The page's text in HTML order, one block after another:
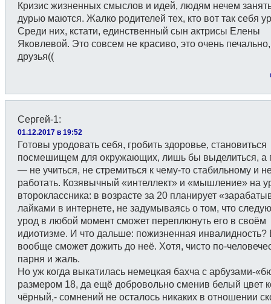
Кризис жизненных смыслов и идей, людям нечем
дурью маются. Жалко родителей тех, кто вот так себя
Среди них, кстати, единственный сын актрисы Елены
Яковлевой. Это совсем не красиво, это очень печально,
друзья((
Сергей-1:
01.12.2017 в 19:52
Готовы уродовать себя, гробить здоровье, становиться
посмешищем для окружающих, лишь бы выделиться, а
— не учиться, не стремиться к чему-то стабильному и
работать. Козявычный «интеллект» и «мышление» на
второклассника: в возрасте за 20 планирует
лайками в интернете, не задумываясь о том, что
урод в любой момент сможет переплюнуть его в своём
идиотизме. И что дальше: пожизненная инвалидность?
вообще сможет дожить до неё. Хотя, чисто по-
парня и жаль.
Но уж когда выкатилась немецкая бахча с арбузами-
размером 18, да ещё добровольно сменив белый цвет
чёрный,- сомнений не осталось никаких в отношении